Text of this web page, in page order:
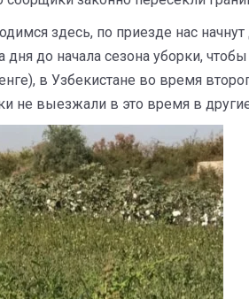
здесь, по приезде нас
дня до начала сезона уборки,
в Узбекистане во время
не выезжали в это время в